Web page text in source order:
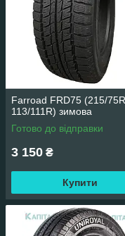
Farroad FRD75 (215/
113/111R) зимова
Готово до відправки
3 150 ₴
Купити